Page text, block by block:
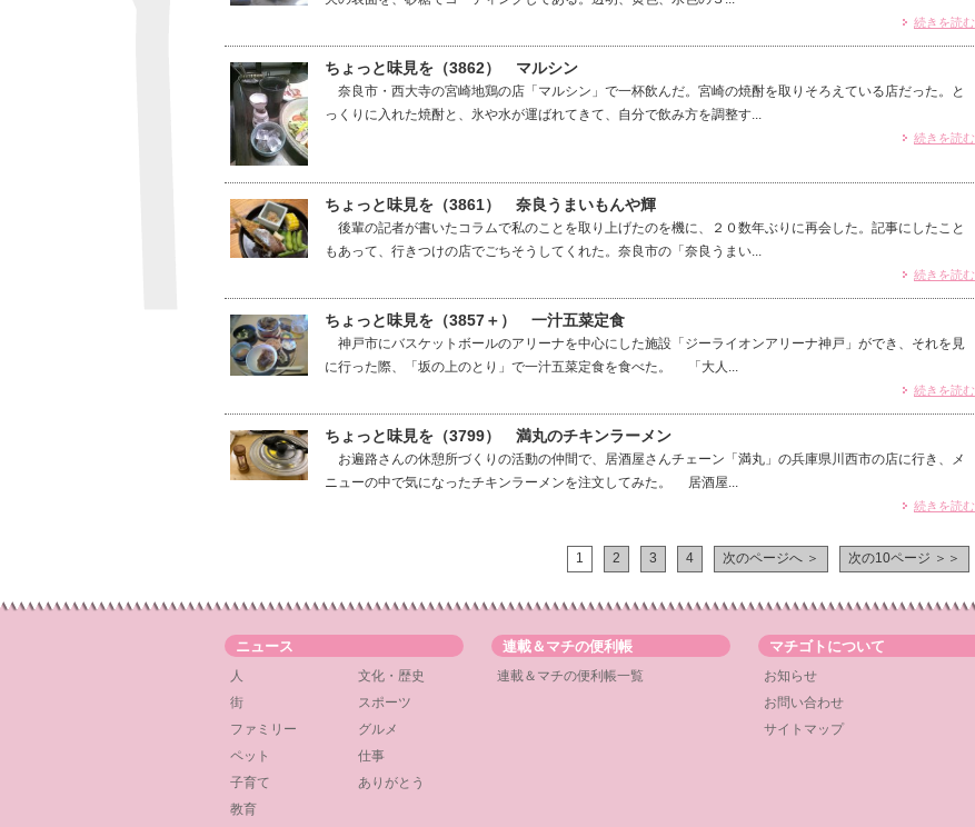
続きを読む
ちょっと味見を（3862） マルシン
奈良市・西大寺の宮崎地鶏の店「マルシン」で一杯飲んだ。宮崎の焼酎を取りそろえている店だった。と
っくりに入れた焼酎と、氷や水が運ばれてきて、自分で飲み方を調整す...
続きを読む
ちょっと味見を（3861） 奈良うまいもんや輝
後輩の記者が書いたコラムで私のことを取り上げたのを機に、２０数年ぶりに再会した。記事にしたこと
もあって、行きつけの店でごちそうしてくれた。奈良市の「奈良うまい...
続きを読む
ちょっと味見を（3857＋） 一汁五菜定食
神戸市にバスケットボールのアリーナを中心にした施設「ジーライオンアリーナ神戸」ができ、それを見
に行った際、「坂の上のとり」で一汁五菜定食を食べた。 「大人...
続きを読む
ちょっと味見を（3799） 満丸のチキンラーメン
お遍路さんの休憩所づくりの活動の仲間で、居酒屋さんチェーン「満丸」の兵庫県川西市の店に行き、メ
ニューの中で気になったチキンラーメンを注文してみた。 居酒屋...
続きを読む
1 2 3 4 次のページへ ＞ 次の10ページ ＞＞
ニュース
人
文化・歴史
街
スポーツ
ファミリー
グルメ
ペット
仕事
子育て
ありがとう
教育
連載＆マチの便利帳
連載＆マチの便利帳一覧
マチゴトについて
お知らせ
お問い合わせ
サイトマップ